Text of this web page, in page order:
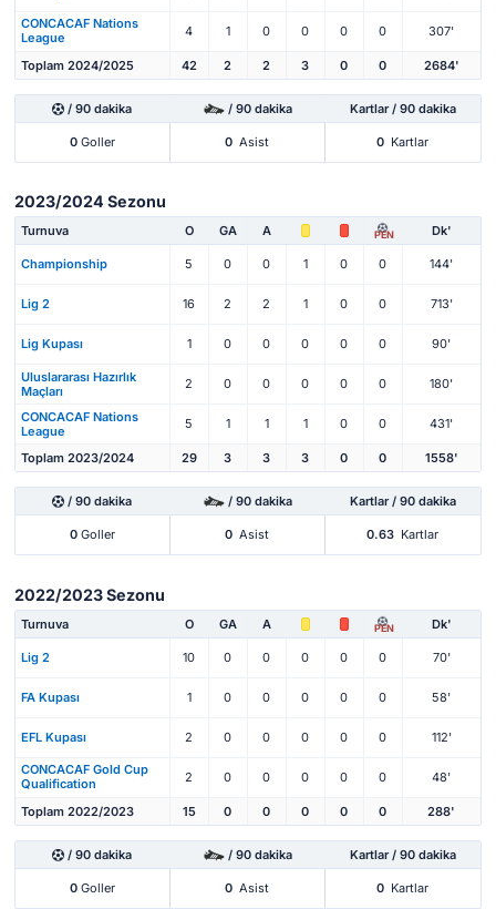
CONCACAF Nations
League
4 1 0 0 0 0 307'
Toplam 2024/2025 42 2 2 3 0 0 2684'
/ 90 dakika / 90 dakika Kartlar / 90 dakika
0Goller 0 Asist 0 Kartlar
2023/2024 Sezonu
Turnuva O GA A PEN Dk'
Championship 5 0 0 1 0 0 144'
Lig 2 16 2 2 1 0 0 713'
Lig Kupası 1 0 0 0 0 0 90'
Uluslararası Hazırlık
Maçları
2 0 0 0 0 0 180'
CONCACAF Nations
League
5 1 1 1 0 0 431'
Toplam 2023/2024 29 3 3 3 0 0 1558'
/ 90 dakika / 90 dakika Kartlar / 90 dakika
0Goller 0 Asist 0.63 Kartlar
2022/2023 Sezonu
Turnuva O GA A PEN Dk'
Lig 2 10 0 0 0 0 0 70'
FA Kupası 1 0 0 0 0 0 58'
EFL Kupası 2 0 0 0 0 0 112'
CONCACAF Gold Cup
Qualification
2 0 0 0 0 0 48'
Toplam 2022/2023 15 0 0 0 0 0 288'
/ 90 dakika / 90 dakika Kartlar / 90 dakika
0Goller 0 Asist 0 Kartlar